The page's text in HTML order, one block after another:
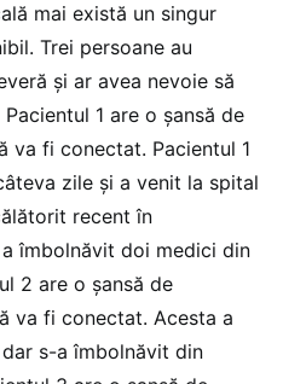
mai există un singur
Trei persoane au
și ar avea nevoie să
1 are o șansă de
va fi conectat. Pacientul 1
zile și a venit la spital
recent în
îmbolnăvit doi medici din
2 are o șansă de
va fi conectat. Acesta a
s-a îmbolnăvit din